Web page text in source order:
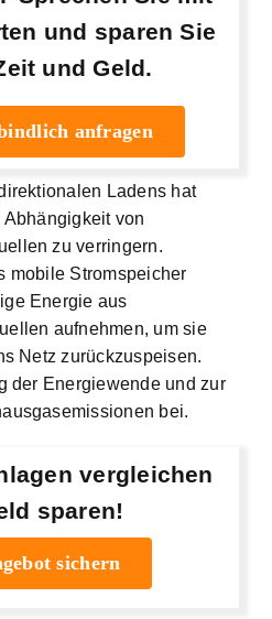
und sparen Sie
und Geld.
anfragen
Ladens hat
von
zu verringern.
mobile Stromspeicher
Energie aus
aufnehmen, um sie
Netz zurückzuspeisen.
der Energiewende und zur
bei.
vergleichen
sparen!
sichern